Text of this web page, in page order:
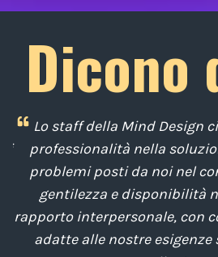
Dicono
Lo staff della Mind Design
professionalità nella
problemi posti da noi nel
gentilezza e disponibilità
rapporto interpersonale, con
adatte alle nostre